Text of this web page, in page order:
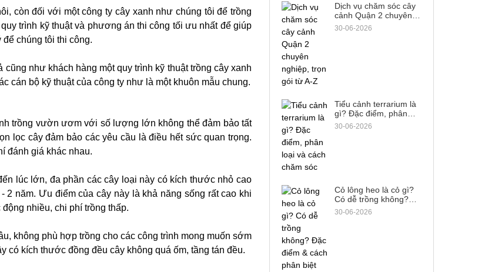
còn đối với một công ty cây xanh như chúng tôi để trồng
trình kỹ thuật và phương án thi công tối ưu nhất để giúp
chúng tôi thi công.
như khách hàng một quy trình kỹ thuật trồng cây xanh
cán bộ kỹ thuật của công ty như là một khuôn mẫu chung.
trồng vườn ươm với số lượng lớn không thể đảm bảo tất
lọc cây đảm bảo các yêu cầu là điều hết sức quan trọng.
đánh giá khác nhau.
lúc lớn, đa phần các cây loại này có kích thước nhỏ cao
năm. Ưu điểm của cây này là khả năng sống rất cao khi
nhiều, chi phí trồng thấp.
không phù hợp trồng cho các công trình mong muốn sớm
có kích thước đồng đều cây không quá ốm, tầng tán đều.
Dịch vụ chăm sóc cây
cảnh Quận 2 chuyên
nghiệp, trọn gói từ A-Z
30-06-2026
Tiểu cảnh terrarium là
gì? Đặc điểm, phân
loại và cách chăm sóc
30-06-2026
Cỏ lông heo là cỏ gì?
Có dễ trồng không?
Đặc điểm & cách phân
biệt
30-06-2026